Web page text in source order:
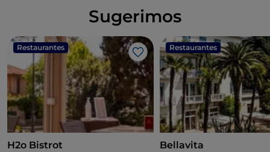
Sugerimos
Restaurantes
Gosto
H2o Bistrot
Restaurantes
Bellavita